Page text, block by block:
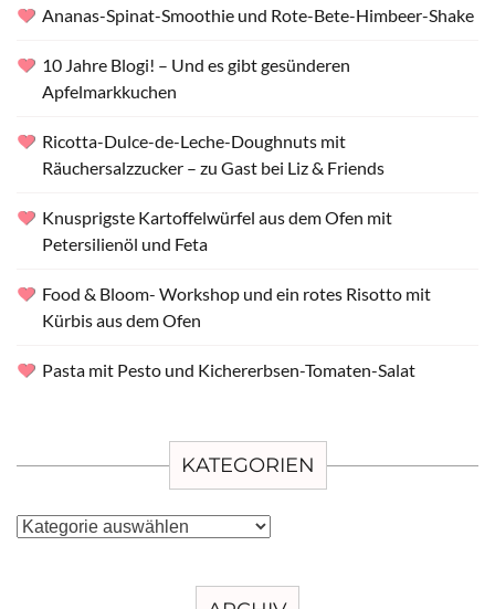
Ananas-Spinat-Smoothie und Rote-Bete-Himbeer-Shake
10 Jahre Blogi! – Und es gibt gesünderen
Apfelmarkkuchen
Ricotta-Dulce-de-Leche-Doughnuts mit
Räuchersalzzucker – zu Gast bei Liz & Friends
Knusprigste Kartoffelwürfel aus dem Ofen mit
Petersilienöl und Feta
Food & Bloom- Workshop und ein rotes Risotto mit
Kürbis aus dem Ofen
Pasta mit Pesto und Kichererbsen-Tomaten-Salat
KATEGORIEN
Kategorien